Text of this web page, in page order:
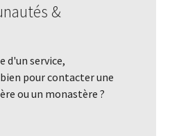
&
d'un service,
pour contacter une
ou un monastère ?